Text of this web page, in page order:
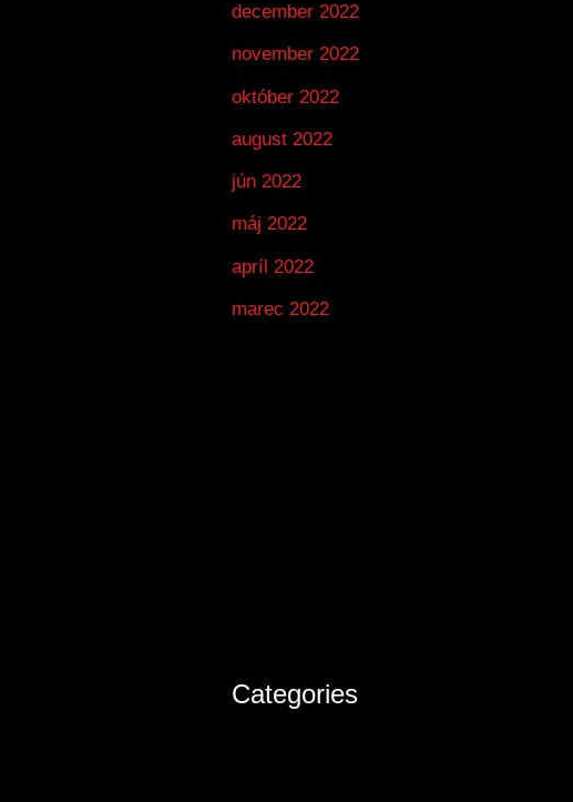
december 2022
november 2022
október 2022
august 2022
jún 2022
máj 2022
apríl 2022
marec 2022
Categories